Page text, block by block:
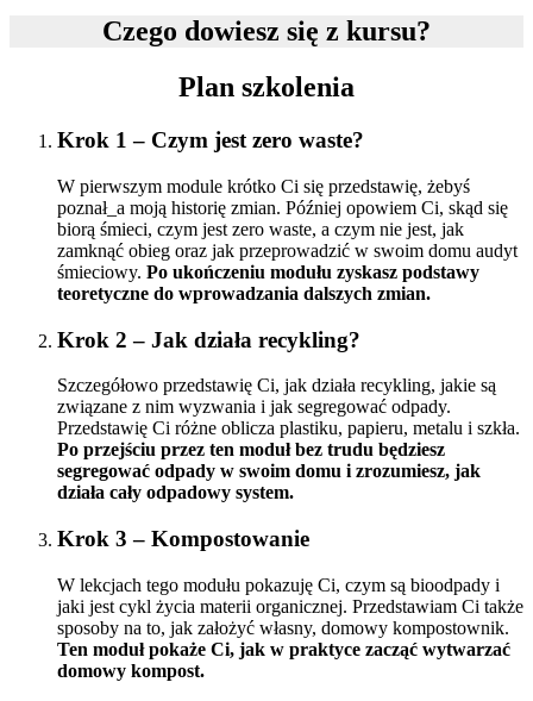
Czego dowiesz się z kursu?
Plan szkolenia
Krok 1 – Czym jest zero waste?
W pierwszym module krótko Ci się przedstawię, żebyś
poznał_a moją historię zmian. Później opowiem Ci, skąd się
biorą śmieci, czym jest zero waste, a czym nie jest, jak
zamknąć obieg oraz jak przeprowadzić w swoim domu audyt
śmieciowy. Po ukończeniu modułu zyskasz podstawy
teoretyczne do wprowadzania dalszych zmian.
Krok 2 – Jak działa recykling?
Szczegółowo przedstawię Ci, jak działa recykling, jakie są
związane z nim wyzwania i jak segregować odpady.
Przedstawię Ci różne oblicza plastiku, papieru, metalu i szkła.
Po przejściu przez ten moduł bez trudu będziesz
segregować odpady w swoim domu i zrozumiesz, jak
działa cały odpadowy system.
Krok 3 – Kompostowanie
W lekcjach tego modułu pokazuję Ci, czym są bioodpady i
jaki jest cykl życia materii organicznej. Przedstawiam Ci także
sposoby na to, jak założyć własny, domowy kompostownik.
Ten moduł pokaże Ci, jak w praktyce zacząć wytwarzać
domowy kompost.